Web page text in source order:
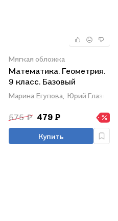
Мягкая обложка
Математика. Геометрия.
9 класс. Базовый
уровень. Рабочая
тетрадь
Марина Егупова, Юрий Глазков
575 ₽ 479 ₽
Купить